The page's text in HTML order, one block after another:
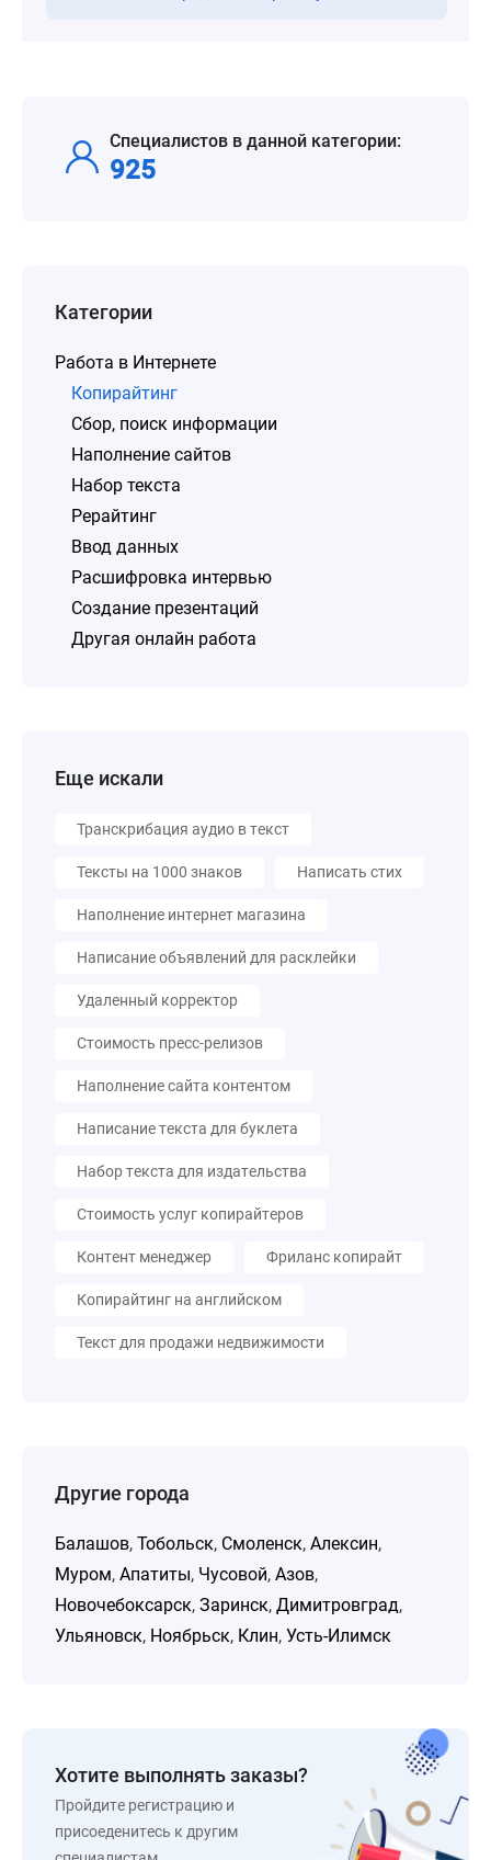
Специалистов в данной категории:
925
Категории
Работа в Интернете
Копирайтинг
Сбор, поиск информации
Наполнение сайтов
Набор текста
Рерайтинг
Ввод данных
Расшифровка интервью
Создание презентаций
Другая онлайн работа
Еще искали
Транскрибация аудио в текст
Тексты на 1000 знаков Написать стих
Наполнение интернет магазина
Написание объявлений для расклейки
Удаленный корректор
Стоимость пресс-релизов
Наполнение сайта контентом
Написание текста для буклета
Набор текста для издательства
Стоимость услуг копирайтеров
Контент менеджер Фриланс копирайт
Копирайтинг на английском
Текст для продажи недвижимости
Другие города
Балашов, Тобольск, Смоленск, Алексин,
Муром, Апатиты, Чусовой, Азов,
Новочебоксарск, Заринск, Димитровград,
Ульяновск, Ноябрьск, Клин, Усть-Илимск
Хотите выполнять заказы?
Пройдите регистрацию и
присоеденитесь к другим